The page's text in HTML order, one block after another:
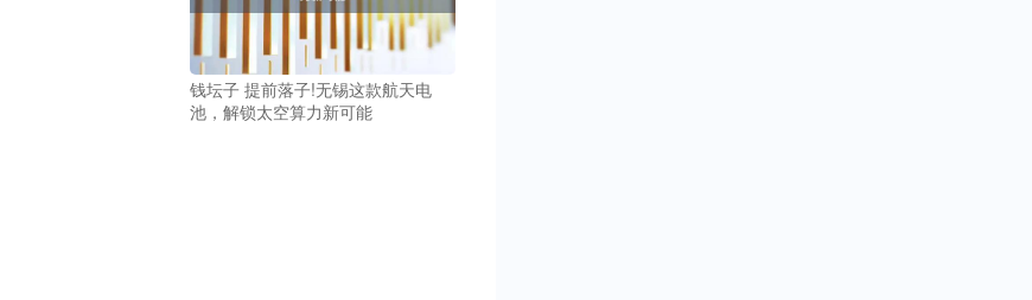
钱坛子 提前落子!无锡这款航天电
池，解锁太空算力新可能